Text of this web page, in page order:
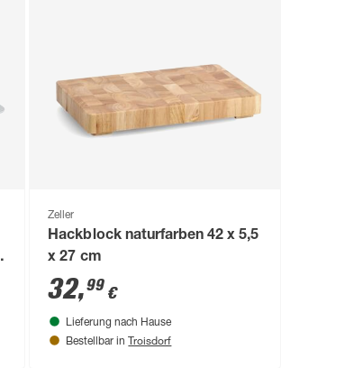
Zeller
Hackblock naturfarben 42 x 5,5
x 27 cm
32,99 €
Lieferung nach Hause
Bestellbar in Troisdorf